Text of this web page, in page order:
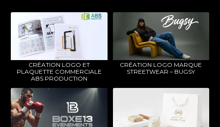
CRÉATION LOGO ET
PLAQUETTE COMMERCIALE
ABS PRODUCTION
CRÉATION LOGO MARQUE
STREETWEAR – BUGSY